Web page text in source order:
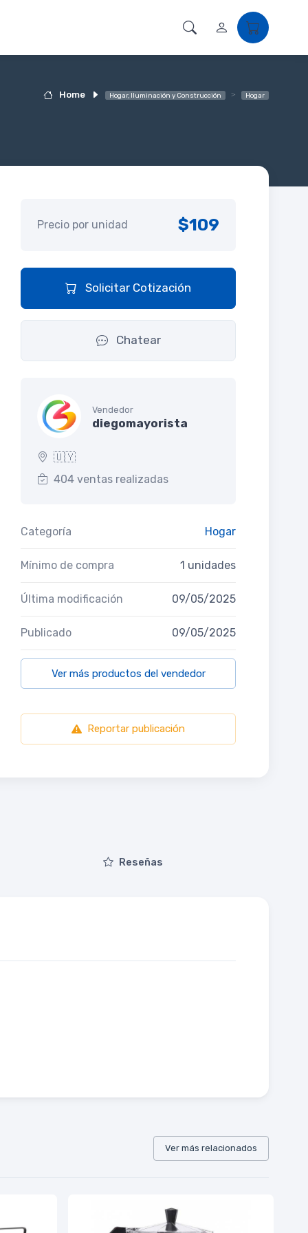
Home Hogar, Iluminación y Construcción Hogar
Precio por unidad $109
Solicitar Cotización
Chatear
Vendedor
diegomayorista
🇺🇾
404 ventas realizadas
Categoría Hogar
Mínimo de compra 1 unidades
Última modificación 09/05/2025
Publicado 09/05/2025
Ver más productos del vendedor
Reportar publicación
Reseñas
Ver más relacionados